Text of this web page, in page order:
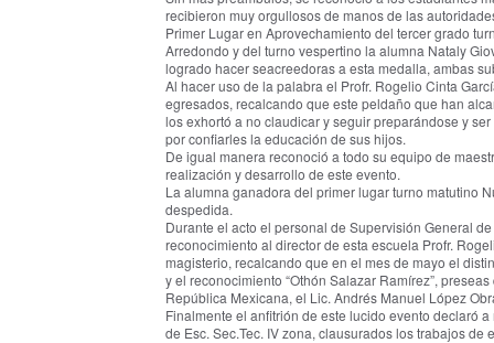
recibieron muy orgullosos de manos de las
Primer Lugar en Aprovechamiento del tercer grado
Arredondo y del turno vespertino la alumna Nataly
logrado hacer seacreedoras a esta medalla, ambas
Al hacer uso de la palabra el Profr. Rogelio Cinta
egresados, recalcando que este peldaño que han
los exhortó a no claudicar y seguir preparándose y
por confiarles la educación de sus hijos.
De igual manera reconoció a todo su equipo de
realización y desarrollo de este evento.
La alumna ganadora del primer lugar turno matutino
despedida.
Durante el acto el personal de Supervisión General
reconocimiento al director de esta escuela Profr.
magisterio, recalcando que en el mes de mayo el
y el reconocimiento “Othón Salazar Ramírez”,
República Mexicana, el Lic. Andrés Manuel López
Finalmente el anfitrión de este lucido evento declaró
de Esc. Sec.Tec. IV zona, clausurados los trabajos de